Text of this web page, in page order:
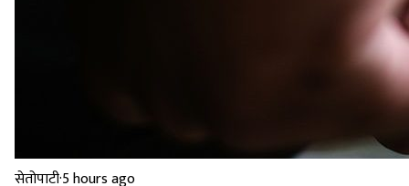
सेतोपाटी·5 hours ago